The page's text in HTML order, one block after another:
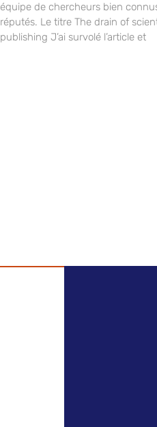
équipe de chercheurs bien
réputés. Le titre The drain of
publishing J’ai survolé l’article et